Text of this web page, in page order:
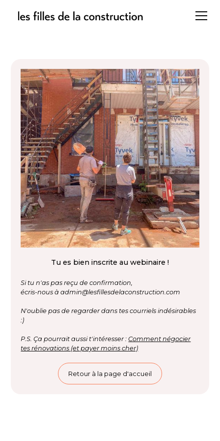
Tu es bien inscrite au webinaire !
Si tu n'as pas reçu de confirmation,
écris-nous à admin@lesfillesdelaconstruction.com
N'oublie pas de regarder dans tes courriels indésirables
:)
P.S. Ça pourrait aussi t'intéresser :Comment négocier
tes rénovations (et payer moins cher)
Retour à la page d'accueil